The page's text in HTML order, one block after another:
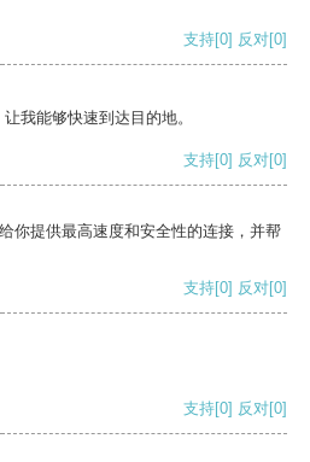
支持[0] 反对[0]
我能够快速到达目的地。
支持[0] 反对[0]
你提供最高速度和安全性的连接，并帮
支持[0] 反对[0]
支持[0] 反对[0]